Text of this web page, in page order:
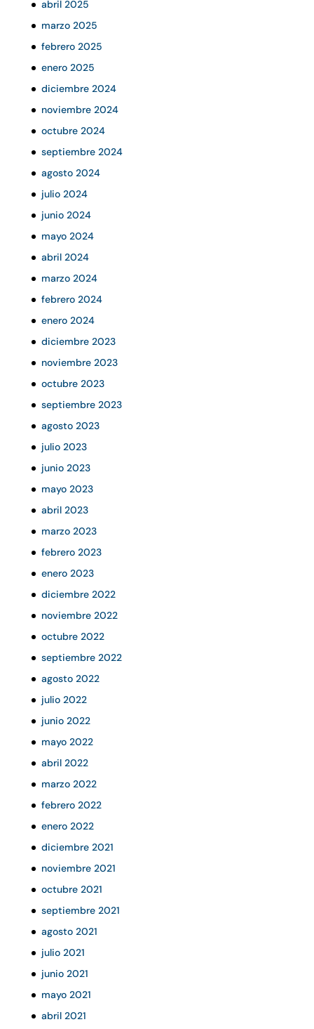
abril 2025
marzo 2025
febrero 2025
enero 2025
diciembre 2024
noviembre 2024
octubre 2024
septiembre 2024
agosto 2024
julio 2024
junio 2024
mayo 2024
abril 2024
marzo 2024
febrero 2024
enero 2024
diciembre 2023
noviembre 2023
octubre 2023
septiembre 2023
agosto 2023
julio 2023
junio 2023
mayo 2023
abril 2023
marzo 2023
febrero 2023
enero 2023
diciembre 2022
noviembre 2022
octubre 2022
septiembre 2022
agosto 2022
julio 2022
junio 2022
mayo 2022
abril 2022
marzo 2022
febrero 2022
enero 2022
diciembre 2021
noviembre 2021
octubre 2021
septiembre 2021
agosto 2021
julio 2021
junio 2021
mayo 2021
abril 2021